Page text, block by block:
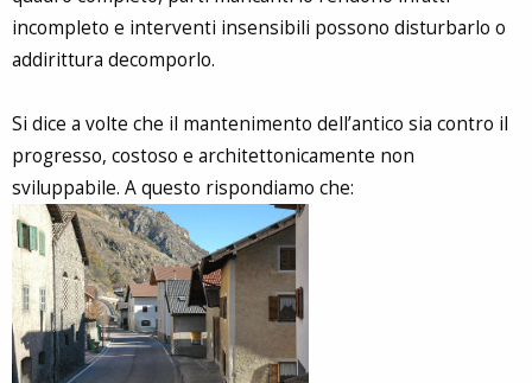
incompleto e interventi insensibili possono disturbarlo o
addirittura decomporlo.
Si dice a volte che il mantenimento dell’antico sia contro il
progresso, costoso e architettonicamente non
sviluppabile. A questo rispondiamo che: